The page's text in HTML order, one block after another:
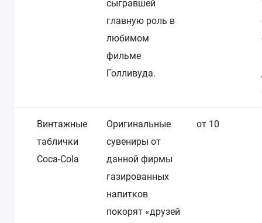
сыгравшей
главную роль в
любимом
фильме
Голливуда.
Винтажные
таблички
Coca-Cola
Оригинальные
сувениры от
данной фирмы
газированных
напитков
покорят «друзей
от 10